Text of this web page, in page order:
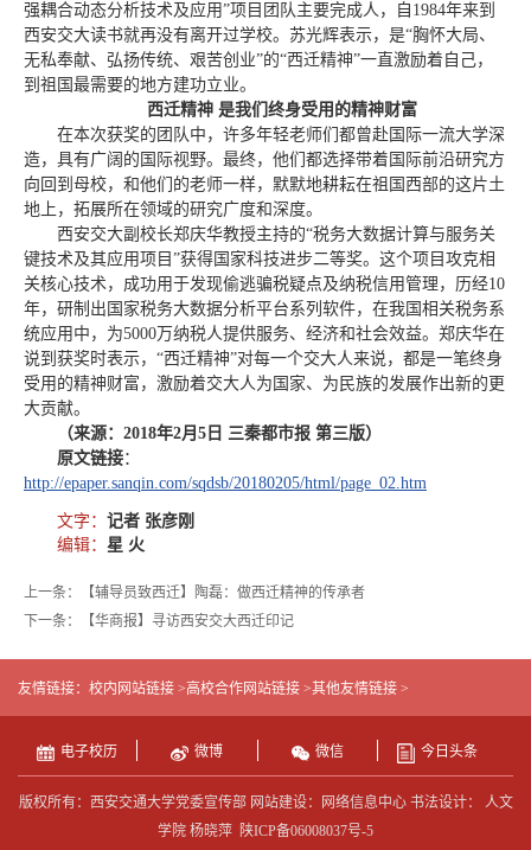
强耦合动态分析技术及应用”项目团队主要完成人，自1984年来到
西安交大读书就再没有离开过学校。苏光辉表示，是“胸怀大局、
无私奉献、弘扬传统、艰苦创业”的“西迁精神”一直激励着自己，
到祖国最需要的地方建功立业。
西迁精神 是我们终身受用的精神财富
在本次获奖的团队中，许多年轻老师们都曾赴国际一流大学深
造，具有广阔的国际视野。最终，他们都选择带着国际前沿研究方
向回到母校，和他们的老师一样，默默地耕耘在祖国西部的这片土
地上，拓展所在领域的研究广度和深度。
西安交大副校长郑庆华教授主持的“税务大数据计算与服务关
键技术及其应用项目”获得国家科技进步二等奖。这个项目攻克相
关核心技术，成功用于发现偷逃骗税疑点及纳税信用管理，历经10
年，研制出国家税务大数据分析平台系列软件，在我国相关税务系
统应用中，为5000万纳税人提供服务、经济和社会效益。郑庆华在
说到获奖时表示，“西迁精神”对每一个交大人来说，都是一笔终身
受用的精神财富，激励着交大人为国家、为民族的发展作出新的更
大贡献。
（来源：2018年2月5日 三秦都市报 第三版）
原文链接：
http://epaper.sanqin.com/sqdsb/20180205/html/page_02.htm
文字： 记者 张彦刚
编辑： 星 火
上一条：【辅导员致西迁】陶磊：做西迁精神的传承者
下一条：【华商报】寻访西安交大西迁印记
友情链接： 校内网站链接 >高校合作网站链接 >其他友情链接 >
电子校历 微博 微信 今日头条
版权所有：西安交通大学党委宣传部 网站建设：网络信息中心 书法设计： 人文
学院 杨晓萍 陕ICP备06008037号-5